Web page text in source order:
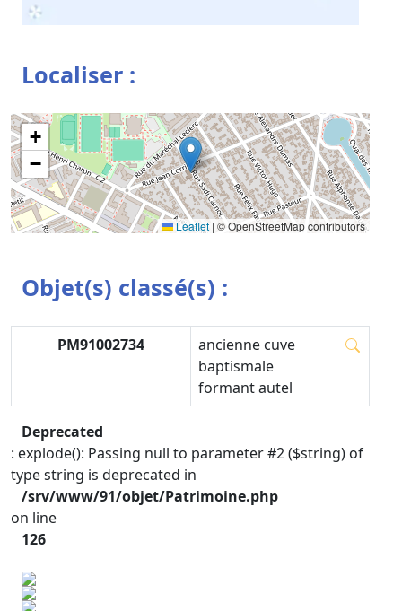
Localiser :
+
−
Leaflet | © OpenStreetMap contributors
Objet(s) classé(s) :
PM91002734
ancienne cuve
baptismale
formant autel
Deprecated
: explode(): Passing null to parameter #2 ($string) of
type string is deprecated in
/srv/www/91/objet/Patrimoine.php
on line
126